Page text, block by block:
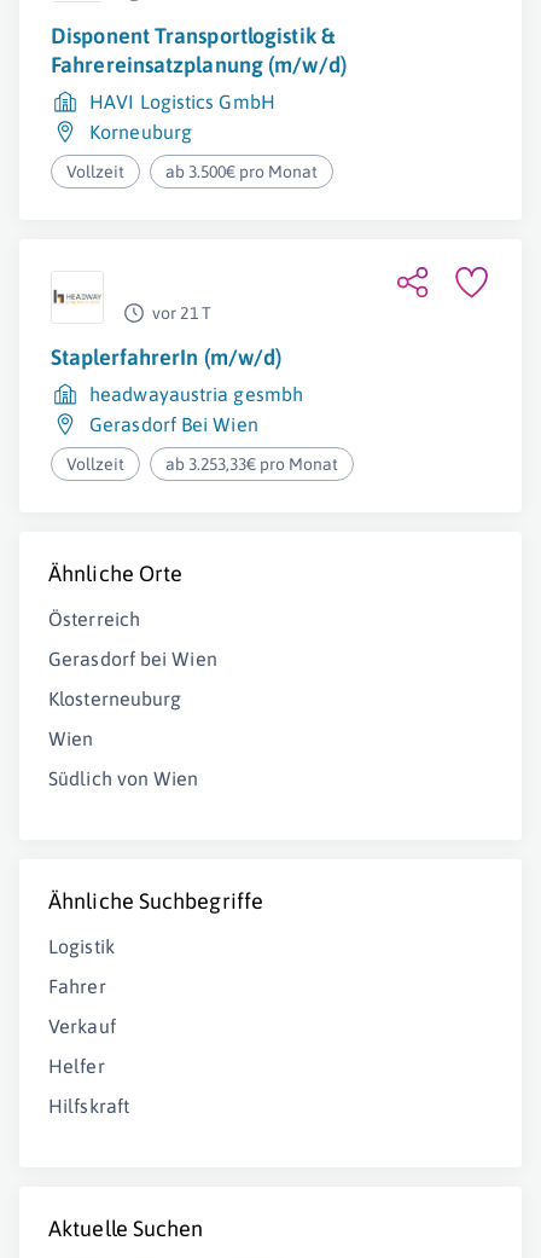
Disponent Transportlogistik &
Fahrereinsatzplanung (m/w/d)
HAVI Logistics GmbH
Korneuburg
Vollzeit ab 3.500€ pro Monat
vor 21 T
StaplerfahrerIn (m/w/d)
headwayaustria gesmbh
Gerasdorf Bei Wien
Vollzeit ab 3.253,33€ pro Monat
Ähnliche Orte
Österreich
Gerasdorf bei Wien
Klosterneuburg
Wien
Südlich von Wien
Ähnliche Suchbegriffe
Logistik
Fahrer
Verkauf
Helfer
Hilfskraft
Aktuelle Suchen